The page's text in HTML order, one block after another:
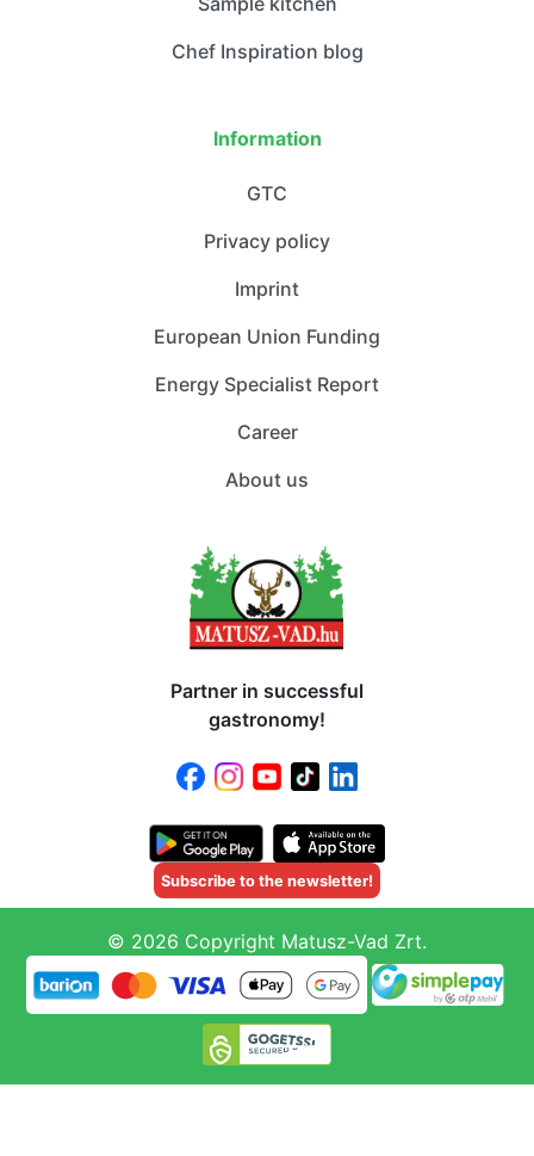
Chef Inspiration blog
Information
GTC
Privacy policy
Imprint
European Union Funding
Energy Specialist Report
Career
About us
Partner in successful
gastronomy!
Subscribe to the newsletter!
© 2026 Copyright Matusz-Vad Zrt.